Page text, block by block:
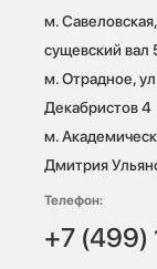
м.
сущевский вал
м. Отрадное,
Декабристов 4
м.
Дмитрия
Телефон:
+7 (499)